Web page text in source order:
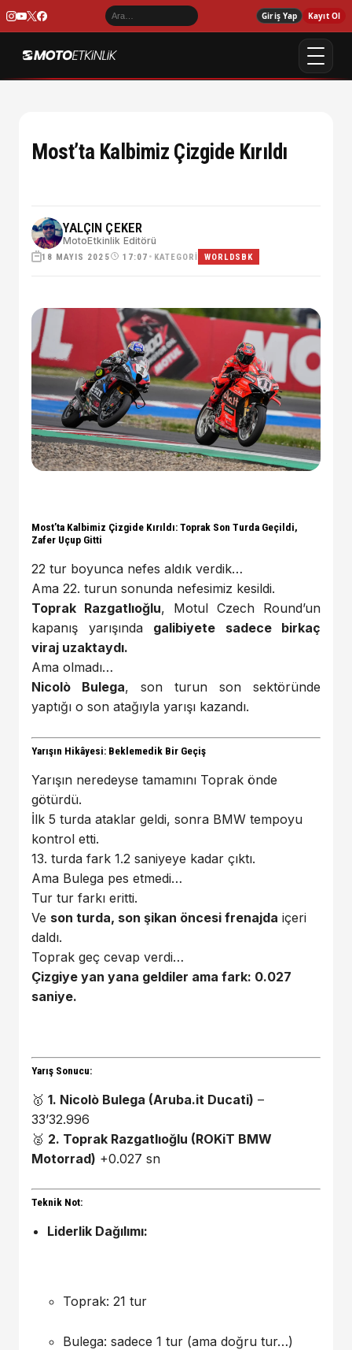
Giriş Yap Kayıt Ol
Most’ta Kalbimiz Çizgide Kırıldı
YALÇIN ÇEKER
MotoEtkinlik Editörü
18 MAYIS 2025 17:07 • KATEGORI WORLDSBK
Most’ta Kalbimiz Çizgide Kırıldı: Toprak Son Turda Geçildi,
Zafer Uçup Gitti
22 tur boyunca nefes aldık verdik…
Ama 22. turun sonunda nefesimiz kesildi.
Toprak Razgatlıoğlu, Motul Czech Round’un
kapanış yarışında galibiyete sadece birkaç
viraj uzaktaydı.
Ama olmadı…
Nicolò Bulega, son turun son sektöründe
yaptığı o son atağıyla yarışı kazandı.
Yarışın Hikâyesi: Beklemedik Bir Geçiş
Yarışın neredeyse tamamını Toprak önde
götürdü.
İlk 5 turda ataklar geldi, sonra BMW tempoyu
kontrol etti.
13. turda fark 1.2 saniyeye kadar çıktı.
Ama Bulega pes etmedi…
Tur tur farkı eritti.
Ve son turda, son şikan öncesi frenajda içeri
daldı.
Toprak geç cevap verdi…
Çizgiye yan yana geldiler ama fark: 0.027
saniye.
Yarış Sonucu:
🥇 1. Nicolò Bulega (Aruba.it Ducati) –
33’32.996
🥈 2. Toprak Razgatlıoğlu (ROKiT BMW
Motorrad) +0.027 sn
Teknik Not:
Liderlik Dağılımı:
Toprak: 21 tur
Bulega: sadece 1 tur (ama doğru tur…)